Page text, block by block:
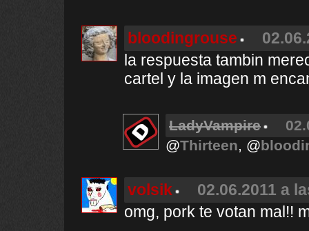
bloodingrouse
la respuesta tambin
cartel y la imagen m
LadyVampire
@Thirteen, @
volsik
02.06.2011 a
omg, pork te votan mal!!